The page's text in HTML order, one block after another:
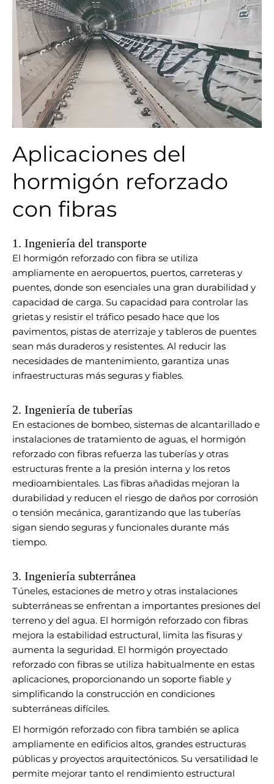
Aplicaciones del
hormigón reforzado
con fibras
1. Ingeniería del transporte
El hormigón reforzado con fibra se utiliza
ampliamente en aeropuertos, puertos, carreteras y
puentes, donde son esenciales una gran durabilidad y
capacidad de carga. Su capacidad para controlar las
grietas y resistir el tráfico pesado hace que los
pavimentos, pistas de aterrizaje y tableros de puentes
sean más duraderos y resistentes. Al reducir las
necesidades de mantenimiento, garantiza unas
infraestructuras más seguras y fiables.
2. Ingeniería de tuberías
En estaciones de bombeo, sistemas de alcantarillado e
instalaciones de tratamiento de aguas, el hormigón
reforzado con fibras refuerza las tuberías y otras
estructuras frente a la presión interna y los retos
medioambientales. Las fibras añadidas mejoran la
durabilidad y reducen el riesgo de daños por corrosión
o tensión mecánica, garantizando que las tuberías
sigan siendo seguras y funcionales durante más
tiempo.
3. Ingeniería subterránea
Túneles, estaciones de metro y otras instalaciones
subterráneas se enfrentan a importantes presiones del
terreno y del agua. El hormigón reforzado con fibras
mejora la estabilidad estructural, limita las fisuras y
aumenta la seguridad. El hormigón proyectado
reforzado con fibras se utiliza habitualmente en estas
aplicaciones, proporcionando un soporte fiable y
simplificando la construcción en condiciones
subterráneas difíciles.
El hormigón reforzado con fibra también se aplica
ampliamente en edificios altos, grandes estructuras
públicas y proyectos arquitectónicos. Su versatilidad le
permite mejorar tanto el rendimiento estructural